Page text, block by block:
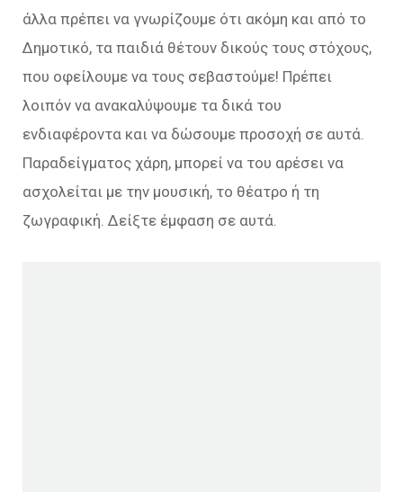
άλλα πρέπει να γνωρίζουμε ότι ακόμη και από το
Δημοτικό, τα παιδιά θέτουν δικούς τους στόχους,
που οφείλουμε να τους σεβαστούμε! Πρέπει
λοιπόν να ανακαλύψουμε τα δικά του
ενδιαφέροντα και να δώσουμε προσοχή σε αυτά.
Παραδείγματος χάρη, μπορεί να του αρέσει να
ασχολείται με την μουσική, το θέατρο ή τη
ζωγραφική. Δείξτε έμφαση σε αυτά.